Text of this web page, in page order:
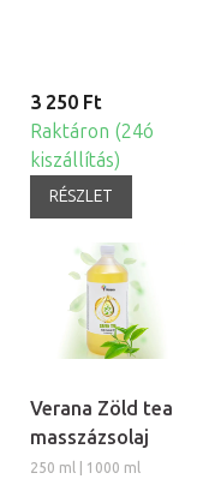
3 250 Ft
Raktáron (24ó
kiszállítás)
RÉSZLET
Verana Zöld tea
masszázsolaj
250 ml | 1000 ml